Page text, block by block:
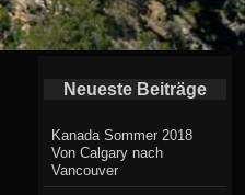
Neueste Beiträge
Kanada Sommer 2018
Von Calgary nach
Vancouver